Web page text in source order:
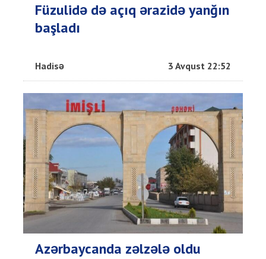
Füzulidə də açıq ərazidə yanğın
başladı
Hadisə 3 Avqust 22:52
Azərbaycanda zəlzələ oldu